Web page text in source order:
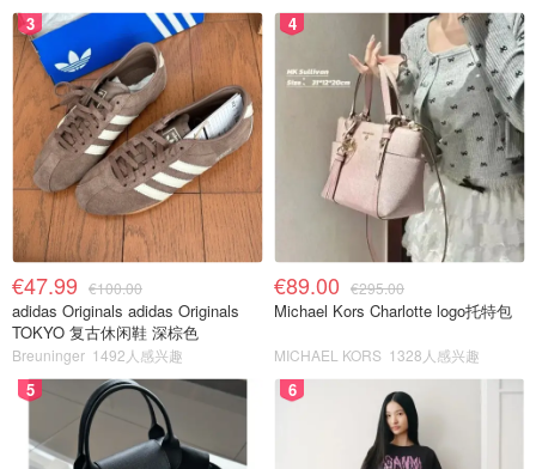
3
€47.99 €100.00
adidas Originals adidas Originals
TOKYO 复古休闲鞋 深棕色
Breuninger 1492人感兴趣
4
€89.00 €295.00
Michael Kors Charlotte logo托特包
MICHAEL KORS 1328人感兴趣
5 6